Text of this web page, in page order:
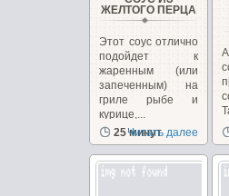
ЖЕЛТОГО ПЕРЦА
Этот соус отлично
подойдет к
жаренным (или
запеченным) на
гриле рыбе и
курице,...
25 минут
Читать далее